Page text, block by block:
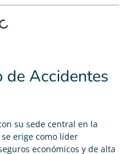
de Accidentes
su sede central en la
erige como líder
económicos y de alta